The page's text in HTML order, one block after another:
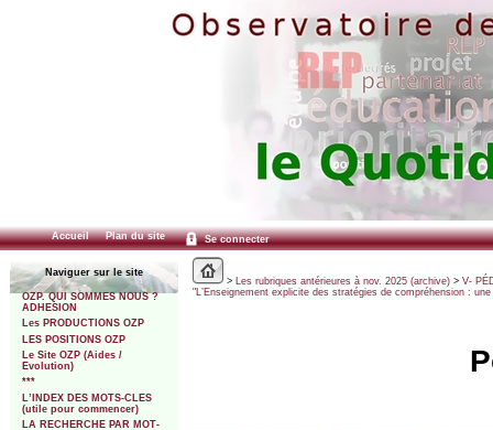
Accueil Plan du site Se connecter
Naviguer sur le site
OZP. QUI SOMMES NOUS ?
ADHESION
Les PRODUCTIONS OZP
LES POSITIONS OZP
Le Site OZP (Aides /
Evolution)
***
L’INDEX DES MOTS-CLES
(utile pour commencer)
LA RECHERCHE PAR MOT-
> Les rubriques antérieures à nov. 2025 (archive)> V-
"L’Enseignement explicite des stratégies de compréhension :